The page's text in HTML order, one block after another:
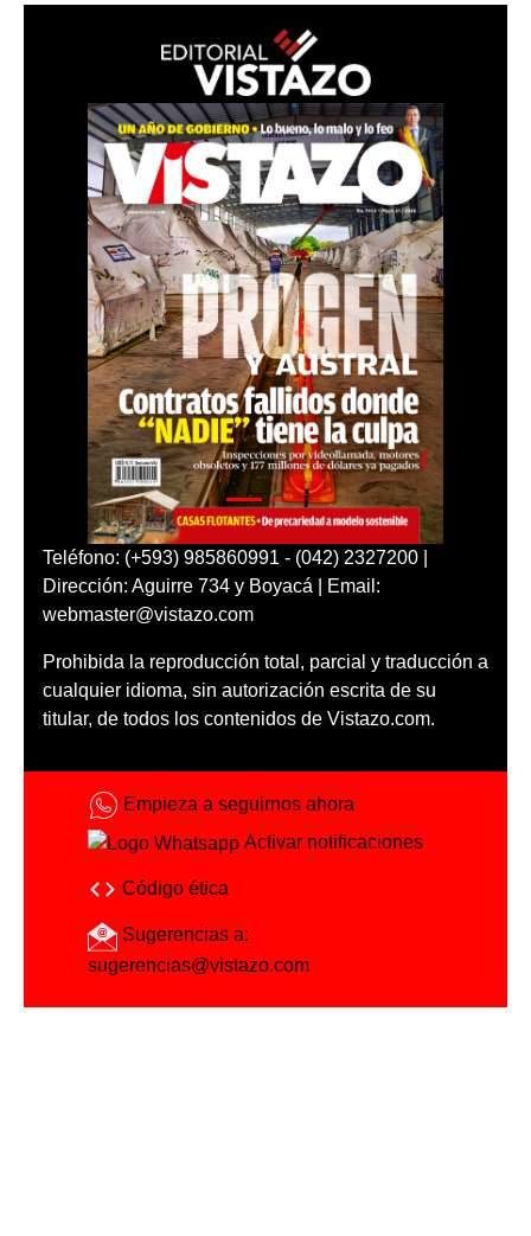
Teléfono: (+593) 985860991 - (042) 2327200 |
Dirección: Aguirre 734 y Boyacá | Email:
webmaster@vistazo.com
Prohibida la reproducción total, parcial y traducción a
cualquier idioma, sin autorización escrita de su
titular, de todos los contenidos de Vistazo.com.
Empieza a seguirnos ahora
Activar notificaciones
Código ética
Sugerencias a:
sugerencias@vistazo.com